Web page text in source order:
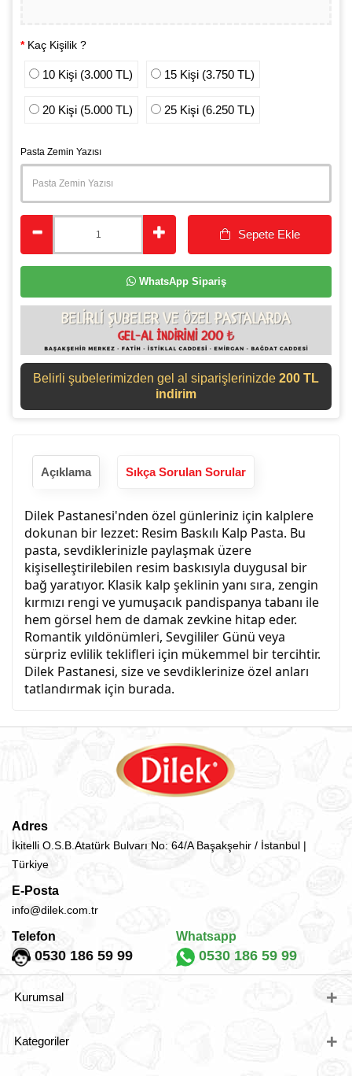
Kaç Kişilik ?
10 Kişi (3.000 TL) 15 Kişi (3.750 TL)
20 Kişi (5.000 TL) 25 Kişi (6.250 TL)
Pasta Zemin Yazısı
Sepete Ekle
WhatsApp Sipariş
Belirli şubelerimizden gel al siparişlerinizde 200 TL
indirim
Açıklama Sıkça Sorulan Sorular
Dilek Pastanesi'nden özel günleriniz için kalplere
dokunan bir lezzet: Resim Baskılı Kalp Pasta. Bu
pasta, sevdiklerinizle paylaşmak üzere
kişiselleştirilebilen resim baskısıyla duygusal bir
bağ yaratıyor. Klasik kalp şeklinin yanı sıra, zengin
kırmızı rengi ve yumuşacık pandispanya tabanı ile
hem görsel hem de damak zevkine hitap eder.
Romantik yıldönümleri, Sevgililer Günü veya
sürpriz evlilik teklifleri için mükemmel bir tercihtir.
Dilek Pastanesi, size ve sevdiklerinize özel anları
tatlandırmak için burada.
Adres
İkitelli O.S.B.Atatürk Bulvarı No: 64/A Başakşehir / İstanbul |
Türkiye
E-Posta
info@dilek.com.tr
Telefon
0530 186 59 99
Whatsapp
0530 186 59 99
Kurumsal
Hakkımızda
Teslimat Koşulları
Üyelik ve Kullanm Şartları
Kategoriler